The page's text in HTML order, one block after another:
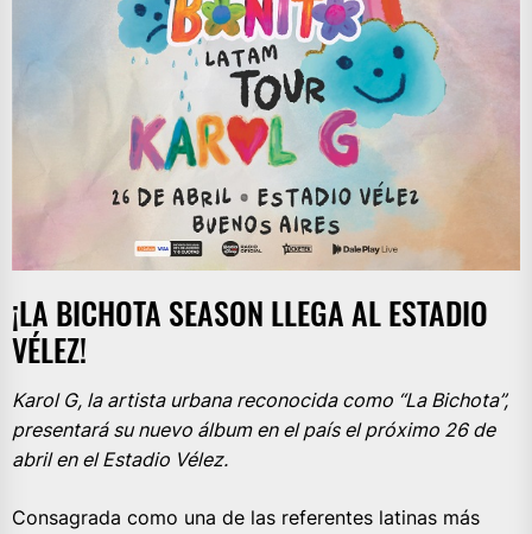
¡LA BICHOTA SEASON LLEGA AL ESTADIO
VÉLEZ!
Karol G, la artista urbana reconocida como “La Bichota”,
presentará su nuevo álbum en el país el próximo 26 de
abril en el Estadio Vélez.
Consagrada como una de las referentes latinas más